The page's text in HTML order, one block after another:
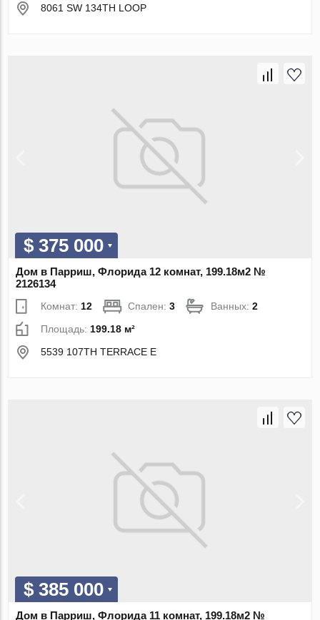
8061 SW 134TH LOOP
$ 375 000
Дом в Парриш, Флорида 12 комнат, 199.18м2 №
2126134
Комнат: 12 Спален:3 Ванных:2
Площадь: 199.18 м²
5539 107TH TERRACE E
$ 385 000
Дом в Парриш, Флорида 11 комнат, 199.18м2 №